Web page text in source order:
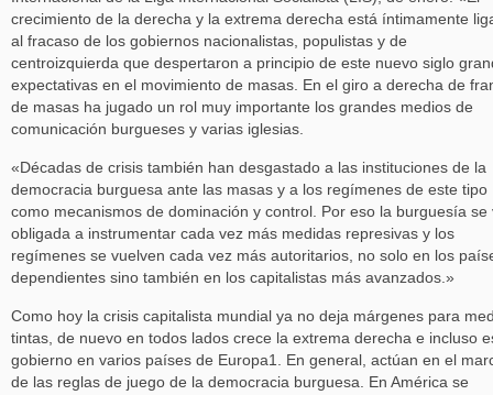
crecimiento de la derecha y la extrema derecha está íntimamente
al fracaso de los gobiernos nacionalistas, populistas y de
centroizquierda que despertaron a principio de este nuevo siglo
expectativas en el movimiento de masas. En el giro a derecha de
de masas ha jugado un rol muy importante los grandes medios de
comunicación burgueses y varias iglesias.
«Décadas de crisis también han desgastado a las instituciones de la
democracia burguesa ante las masas y a los regímenes de este tipo
como mecanismos de dominación y control. Por eso la burguesía se
obligada a instrumentar cada vez más medidas represivas y los
regímenes se vuelven cada vez más autoritarios, no solo en los
dependientes sino también en los capitalistas más avanzados.»
Como hoy la crisis capitalista mundial ya no deja márgenes para
tintas, de nuevo en todos lados crece la extrema derecha e incluso
gobierno en varios países de Europa1. En general, actúan en el
de las reglas de juego de la democracia burguesa. En América se